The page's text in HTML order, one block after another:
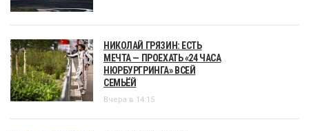
НИКОЛАЙ ГРЯЗИН: ЕСТЬ
МЕЧТА — ПРОЕХАТЬ «24 ЧАСА
НЮРБУРГРИНГА» ВСЕЙ
СЕМЬЁЙ
Вчера в 14:15